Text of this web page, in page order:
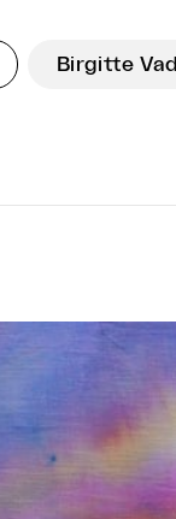
Birgitte Vad